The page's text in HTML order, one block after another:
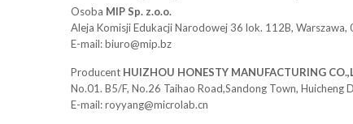
Osoba MIP Sp. z.o.o.
Aleja Komisji Edukacji Narodowej 36 lok. 112B, Warszawa,
E-mail: biuro@mip.bz
Producent HUIZHOU HONESTY MANUFACTURING
No.01. B5/F, No.26 Taihao Road,Sandong Town, Huicheng
E-mail: royyang@microlab.cn